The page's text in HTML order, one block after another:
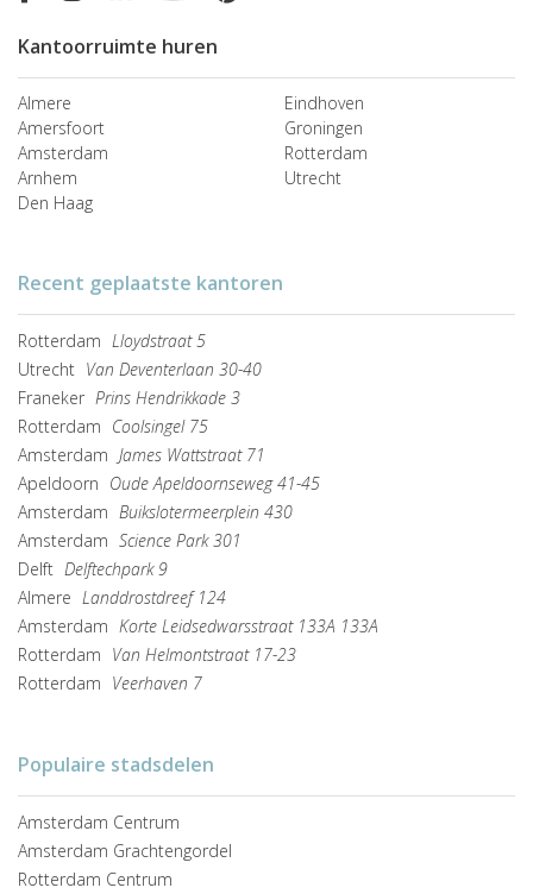
Kantoorruimte huren
Almere
Amersfoort
Amsterdam
Arnhem
Den Haag
Eindhoven
Groningen
Rotterdam
Utrecht
Recent geplaatste kantoren
Rotterdam Lloydstraat 5
Utrecht Van Deventerlaan 30-40
Franeker Prins Hendrikkade 3
Rotterdam Coolsingel 75
Amsterdam James Wattstraat 71
Apeldoorn Oude Apeldoornseweg 41-45
Amsterdam Buikslotermeerplein 430
Amsterdam Science Park 301
Delft Delftechpark 9
Almere Landdrostdreef 124
Amsterdam Korte Leidsedwarsstraat 133A 133A
Rotterdam Van Helmontstraat 17-23
Rotterdam Veerhaven 7
Populaire stadsdelen
Amsterdam Centrum
Amsterdam Grachtengordel
Rotterdam Centrum